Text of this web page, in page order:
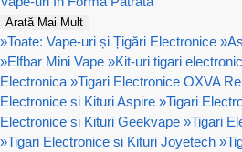
Arată Mai Mult
»Toate: Vape-uri și Țigări Electronice »
»Elfbar Mini Vape »Kit-uri tigari
Electronica »Tigari Electronice OXVA
Electronice si Kituri Aspire »Tigari
Electronice si Kituri Geekvape »Tigari
»Tigari Electronice si Kituri Joyetech »